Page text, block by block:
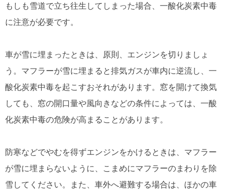
もしも雪道で立ち往生してしまった場合、一酸化炭素中毒
に注意が必要です。
車が雪に埋まったときは、原則、エンジンを切りましょ
う。マフラーが雪に埋まると排気ガスが車内に逆流し、一
酸化炭素中毒を起こすおそれがあります。窓を開けて換気
しても、窓の開口量や風向きなどの条件によっては、一酸
化炭素中毒の危険が高まることがあります。
防寒などでやむを得ずエンジンをかけるときは、マフラー
が雪に埋まらないように、こまめにマフラーのまわりを除
雪してください。また、車外へ避難する場合は、ほかの車